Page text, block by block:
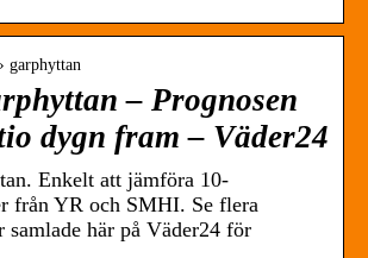
garphyttan
– Prognosen
dygn fram – Väder24
Enkelt att jämföra 10-
från YR och SMHI. Se flera
samlade här på Väder24 för